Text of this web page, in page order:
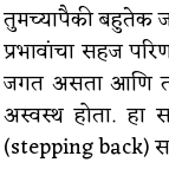
तुमच्यापैकी बहुतेक
प्रभावांचा सहज
जगत असता आणि
अस्वस्थ होता. हा
(stepping back)